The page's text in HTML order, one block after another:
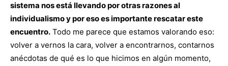
sistema nos está llevando por otras razones al
individualismo y por eso es importante rescatar este
encuentro. Todo me parece que estamos valorando eso:
volver a vernos la cara, volver a encontrarnos, contarnos
anécdotas de qué es lo que hicimos en algún momento,